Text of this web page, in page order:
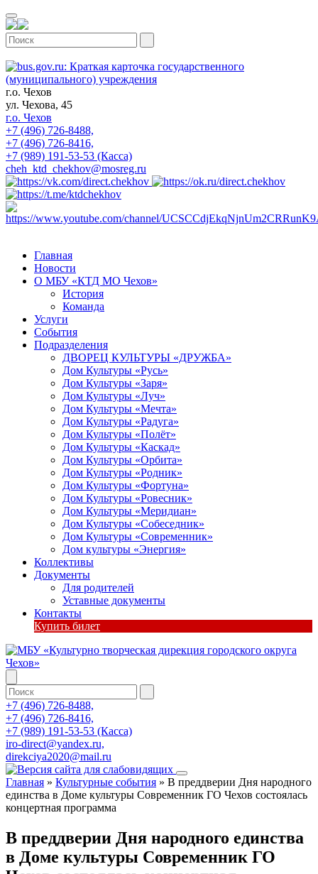
г.о. Чехов
ул. Чехова, 45
г.о. Чехов
+7 (496) 726-8488,
+7 (496) 726-8416,
+7 (989) 191-53-53 (Касса)
cheh_ktd_chekhov@mosreg.ru
Главная
Новости
О МБУ «КТД МО Чехов»
История
Команда
Услуги
События
Подразделения
ДВОРЕЦ КУЛЬТУРЫ «ДРУЖБА»
Дом Культуры «Русь»
Дом Культуры «Заря»
Дом Культуры «Луч»
Дом Культуры «Мечта»
Дом Культуры «Радуга»
Дом Культуры «Полёт»
Дом Культуры «Каскад»
Дом Культуры «Орбита»
Дом Культуры «Родник»
Дом Культуры «Фортуна»
Дом Культуры «Ровесник»
Дом Культуры «Меридиан»
Дом Культуры «Собеседник»
Дом Культуры «Современник»
Дом культуры «Энергия»
Коллективы
Документы
Для родителей
Уставные документы
Контакты
Купить билет
+7 (496) 726-8488,
+7 (496) 726-8416,
+7 (989) 191-53-53 (Касса)
iro-direct@yandex.ru,
direkciya2020@mail.ru
Главная » Культурные события » В преддверии Дня народного
единства в Доме культуры Современник ГО Чехов состоялась
концертная программа
В преддверии Дня народного единства
в Доме культуры Современник ГО